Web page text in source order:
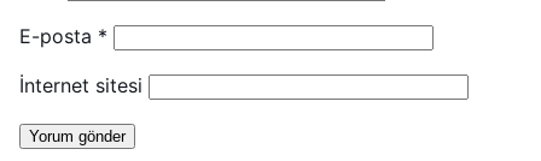
E-posta *
İnternet sitesi